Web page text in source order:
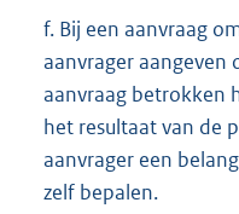
f. Bij een aanvraag
aanvrager
aanvraag betrokken
het resultaat van de
aanvrager een
zelf bepalen.